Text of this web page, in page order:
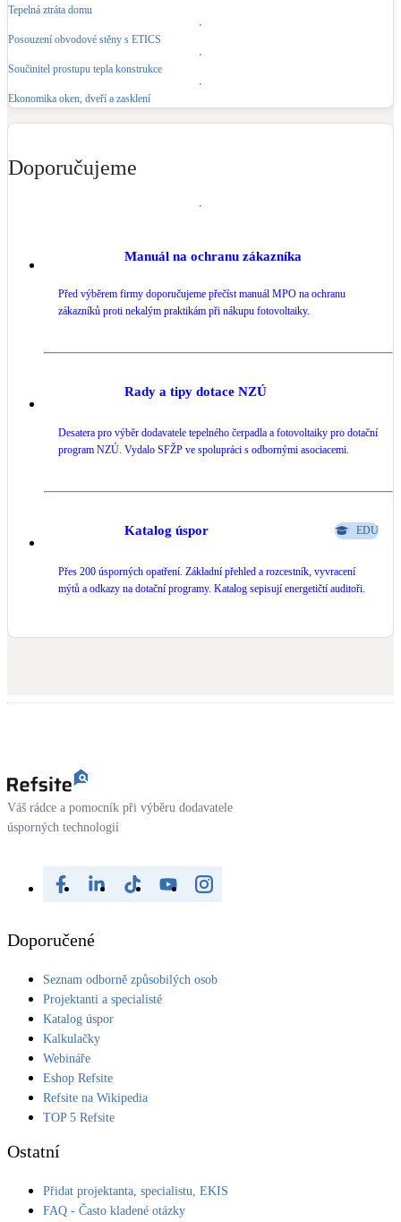
Kotle
Hlavní zdroje vytápění
Bateriové úložiště
Žaluzie, markýzy, pergoly
Rekuperace tepla odpadní vody
Doplňkové zdroje vytápění
LED osvětlení
Akumulace dešťovky
Zelená střecha NEW
Tepelná ztráta domu
Posouzení obvodové stěny s ETICS
Součinitel prostupu tepla konstrukce
Ekonomika oken, dveří a zasklení
Doporučujeme
Manuál na ochranu zákazníka
Před výběrem firmy doporučujeme přečíst manuál MPO na ochranu
zákazníků proti nekalým praktikám při nákupu fotovoltaiky.
Rady a tipy dotace NZÚ
Desatera pro výběr dodavatele tepelného čerpadla a fotovoltaiky pro dotační
program NZÚ. Vydalo SFŽP ve spolupráci s odbornými asociacemi.
Katalog úspor EDU
Přes 200 úsporných opatření. Základní přehled a rozcestník, vyvracení
mýtů a odkazy na dotační programy. Katalog sepisují energetičtí auditoři.
Váš rádce a pomocník při výběru dodavatele
úsporných technologií
Doporučené
Seznam odborně způsobilých osob
Projektanti a specialisté
Katalog úspor
Kalkulačky
Webináře
Eshop Refsite
Refsite na Wikipedia
TOP 5 Refsite
Ostatní
Přidat projektanta, specialistu, EKIS
FAQ - Často kladené otázky